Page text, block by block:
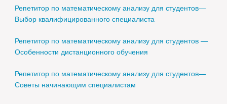
Репетитор по математическому анализу для студентов—
Выбор квалифицированного специалиста
Репетитор по математическому анализу для студентов —
Особенности дистанционного обучения
Репетитор по математическому анализу для студентов—
Советы начинающим специалистам